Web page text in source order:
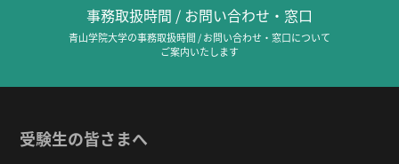
事務取扱時間 / お問い合わせ・窓口
青山学院大学の事務取扱時間 / お問い合わせ・窓口について
ご案内いたします
受験生の皆さまへ